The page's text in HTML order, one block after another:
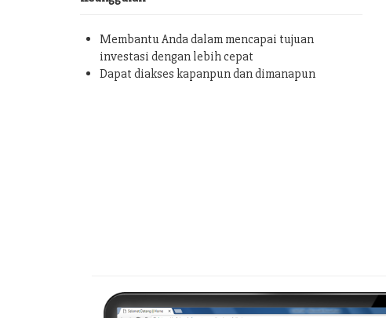
Membantu Anda dalam mencapai tujuan
investasi dengan lebih cepat
Dapat diakses kapanpun dan dimanapun